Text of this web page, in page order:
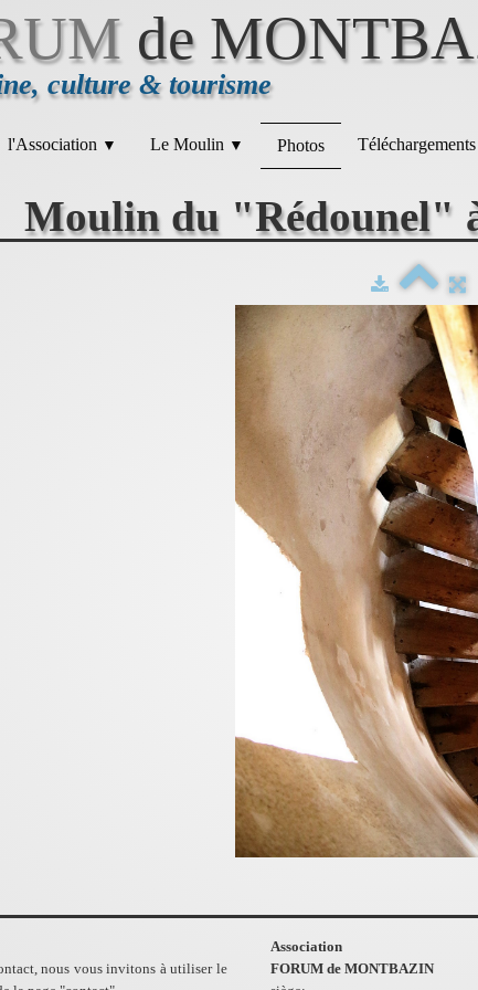
de
culture & tourisme
l'Association ▼ Le Moulin ▼ Photos Téléchargements
Moulin du "Rédounel"
nous vous invitons à utiliser le
Association
FORUM de MONTBAZIN